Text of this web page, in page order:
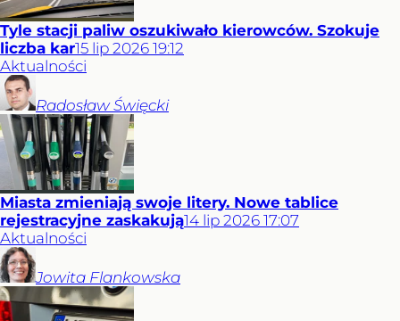
Tyle stacji paliw oszukiwało kierowców. Szokuje
liczba kar15 lip 2026 19:12
Aktualności
Radosław Święcki
Miasta zmieniają swoje litery. Nowe tablice
rejestracyjne zaskakują14 lip 2026 17:07
Aktualności
Jowita Flankowska